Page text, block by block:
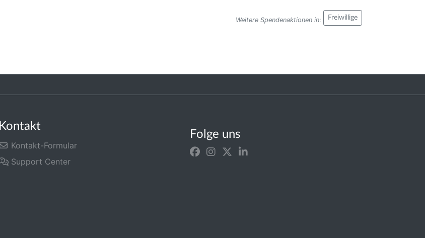
Weitere Spendenaktionen in: Freiwillige
Kontakt
Kontakt-Formular
Support Center
Folge uns